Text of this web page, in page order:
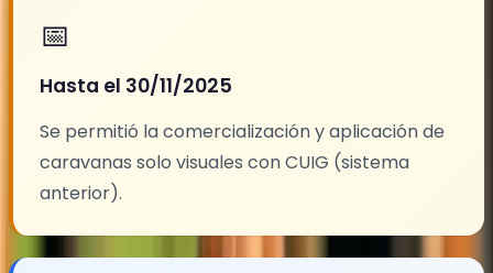
📅
Hasta el 30/11/2025
Se permitió la comercialización y aplicación de
caravanas solo visuales con CUIG (sistema
anterior).